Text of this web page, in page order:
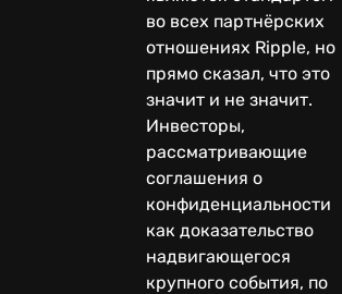
во всех партнёрских
отношениях Ripple, но
прямо сказал, что это
значит и не значит.
Инвесторы,
рассматривающие
соглашения о
конфиденциальности
как доказательство
надвигающегося
крупного события, по